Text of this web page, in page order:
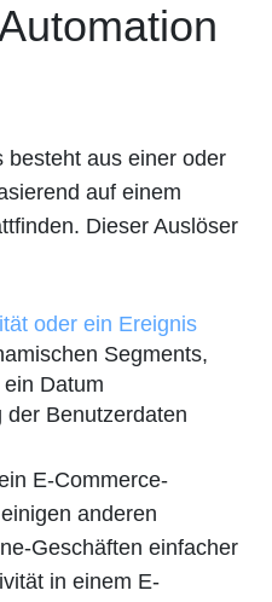
besteht aus einer oder
auf einem
Dieser Auslöser
oder ein Ereignis
Segments,
Datum
der Benutzerdaten
E-Commerce-
anderen
Geschäften einfacher
in einem E-